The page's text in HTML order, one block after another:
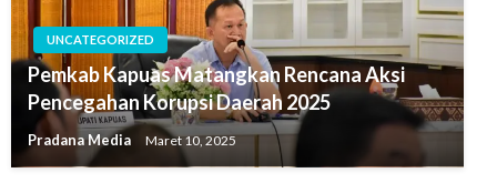
UNCATEGORIZED
Pemkab Kapuas Matangkan Rencana Aksi
Pencegahan Korupsi Daerah 2025
Pradana Media Maret 10, 2025